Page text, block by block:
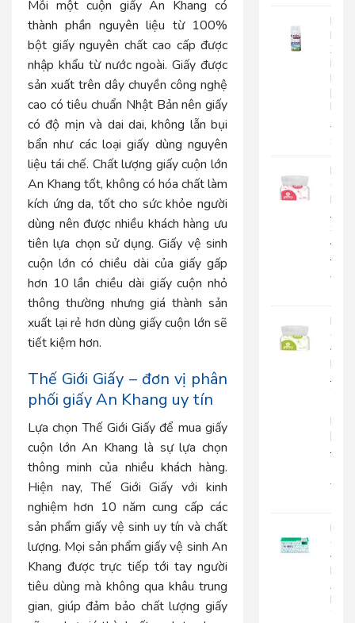
Mỗi một cuộn giấy An Khang có
thành phần nguyên liệu từ 100%
bột giấy nguyên chất cao cấp được
nhập khẩu từ nước ngoài. Giấy được
sản xuất trên dây chuyền công nghệ
cao có tiêu chuẩn Nhật Bản nên giấy
có độ mịn và dai dai, không lẫn bụi
bẩn như các loại giấy dùng nguyên
liệu tái chế. Chất lượng giấy cuộn lớn
An Khang tốt, không có hóa chất làm
kích ứng da, tốt cho sức khỏe người
dùng nên được nhiều khách hàng ưu
tiên lựa chọn sử dụng. Giấy vệ sinh
cuộn lớn có chiều dài của giấy gấp
hơn 10 lần chiều dài giấy cuộn nhỏ
thông thường nhưng giá thành sản
xuất lại rẻ hơn dùng giấy cuộn lớn sẽ
tiết kiệm hơn.
Thế Giới Giấy – đơn vị phân
phối giấy An Khang uy tín
Lựa chọn Thế Giới Giấy để muagiấy
cuộn lớn An Khang là sự lựa chọn
thông minh của nhiều khách hàng.
Hiện nay, Thế Giới Giấy với kinh
nghiệm hơn 10 năm cung cấp các
sản phẩm giấy vệ sinh uy tín và chất
lượng. Mọi sản phẩm giấy vệ sinh An
Khang được trực tiếp tới tay người
tiêu dùng mà không qua khâu trung
gian, giúp đảm bảo chất lượng giấy
Hoa
Xịt
|
RT300
Khăn
Giấy
Lụa
Silk
400|
JPS400
Khăn
Giấy
Đa
20-
Lớp
|
Khăn
Giấy
Đa
An
20-